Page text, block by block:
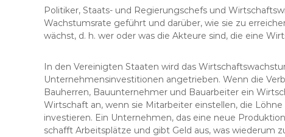
Politiker, Staats- und Regierungschefs und
Wachstumsrate geführt und darüber, wie sie zu
wächst, d. h. wer oder was die Akteure sind, die eine
In den Vereinigten Staaten wird das
Unternehmensinvestitionen angetrieben. Wenn die
Bauherren, Bauunternehmer und Bauarbeiter ein
Wirtschaft an, wenn sie Mitarbeiter einstellen, die
investieren. Ein Unternehmen, das eine neue
schafft Arbeitsplätze und gibt Geld aus, was wiederum